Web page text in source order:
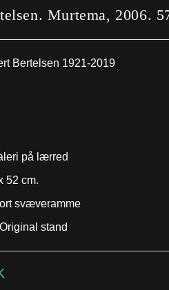
Murtema, 2006.
Bertelsen 1921-2019
på lærred
52 cm.
svæveramme
stand